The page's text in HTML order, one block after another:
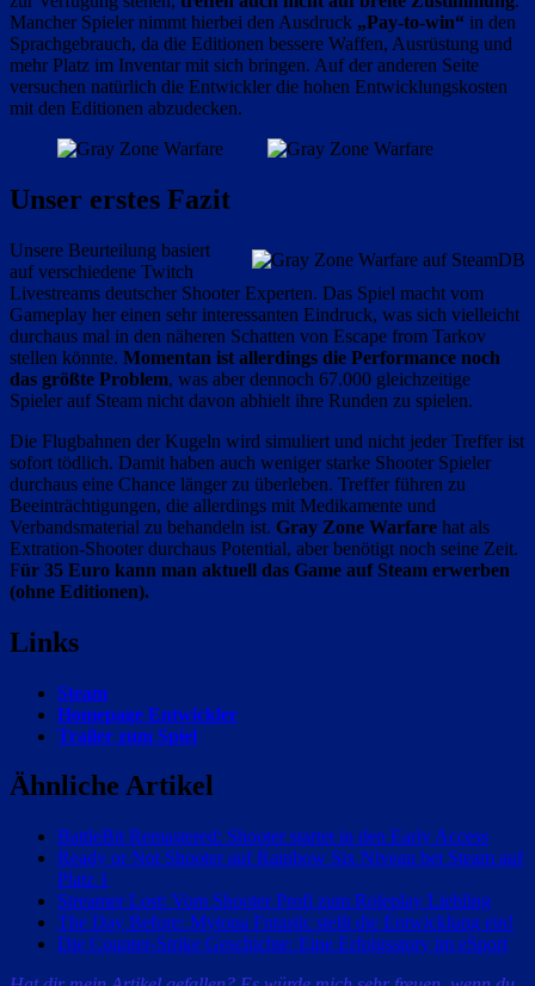
Mancher Spieler nimmt hierbei den Ausdruck „Pay-to-win“ in den
Sprachgebrauch, da die Editionen bessere Waffen, Ausrüstung und
mehr Platz im Inventar mit sich bringen. Auf der anderen Seite
versuchen natürlich die Entwickler die hohen Entwicklungskosten
mit den Editionen abzudecken.
Unser erstes Fazit
Unsere Beurteilung basiert
auf verschiedene Twitch
Livestreams deutscher Shooter Experten. Das Spiel macht vom
Gameplay her einen sehr interessanten Eindruck, was sich vielleicht
durchaus mal in den näheren Schatten von Escape from Tarkov
stellen könnte. Momentan ist allerdings die Performance noch
das größte Problem, was aber dennoch 67.000 gleichzeitige
Spieler auf Steam nicht davon abhielt ihre Runden zu spielen.
Die Flugbahnen der Kugeln wird simuliert und nicht jeder Treffer ist
sofort tödlich. Damit haben auch weniger starke Shooter Spieler
durchaus eine Chance länger zu überleben. Treffer führen zu
Beeinträchtigungen, die allerdings mit Medikamente und
Verbandsmaterial zu behandeln ist. Gray Zone Warfare hat als
Extration-Shooter durchaus Potential, aber benötigt noch seine Zeit.
Für 35 Euro kann man aktuell das Game auf Steam erwerben
(ohne Editionen).
Links
Steam
Homepage Entwickler
Trailer zum Spiel
Ähnliche Artikel
BattleBit Remastered: Shooter startet in den Early Access
Ready or Not Shooter auf Rainbow Six Niveau bei Steam auf
Platz 1
Streamer Lost: Vom Shooter Profi zum Roleplay Liebling
The Day Before: Mytona Fntastic stellt die Entwicklung ein!
Die Counter-Strike Geschichte: Eine Erfolgsstory im eSport